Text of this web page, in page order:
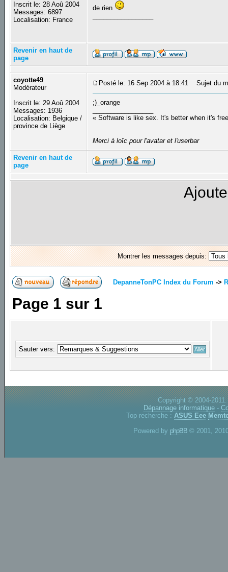
Inscrit le: 28 Aoû 2004
Messages: 6897
Localisation: France
de rien
Revenir en haut de
page
coyotte49
Modérateur
Inscrit le: 29 Aoû 2004
Messages: 1936
Localisation: Belgique /
province de Liège
Posté le: 16 Sep 2004 à 18:41 Sujet du
;)_orange
« Software is like sex. It's better when it's
Merci à loïc pour l'avatar et l'userbar
Revenir en haut de
page
Montrer les messages depuis:
DepanneTonPC Index du Forum ->
Page 1 sur 1
Sauter vers:
Copyright © 2004-
Dépannage informatique -
Top recherche : ASUS Eee
Powered by phpBB © 2001,